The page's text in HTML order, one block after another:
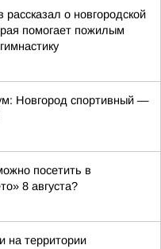
о новгородской
помогает пожилым
Новгород спортивный —
посетить в
8 августа?
на территории